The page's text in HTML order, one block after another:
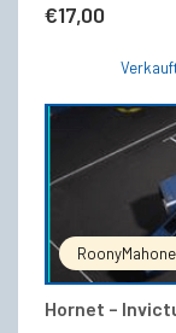
€17,00
Hornet –